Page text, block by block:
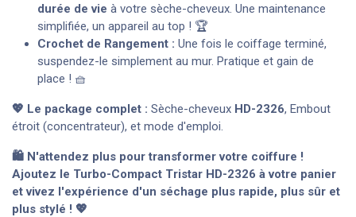
durée de vie à votre sèche-cheveux. Une maintenance
simplifiée, un appareil au top ! 🏆
Crochet de Rangement : Une fois le coiffage terminé,
suspendez-le simplement au mur. Pratique et gain de
place ! 🧺
💖 Le package complet : Sèche-cheveux HD-2326, Embout
étroit (concentrateur), et mode d'emploi.
🛍️ N'attendez plus pour transformer votre coiffure !
Ajoutez le Turbo-Compact Tristar HD-2326 à votre panier
et vivez l'expérience d'un séchage plus rapide, plus sûr et
plus stylé ! 💖